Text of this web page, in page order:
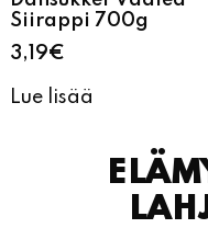
Siirappi 700g
3,19€
Lue lisää